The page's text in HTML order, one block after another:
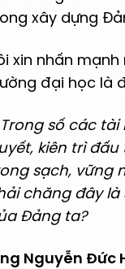
xây dựng
xin nhấn
đại học là
số các tài
kiên trì
sạch, vững
chăng đây
Đảng ta?
Nguyễn Đức